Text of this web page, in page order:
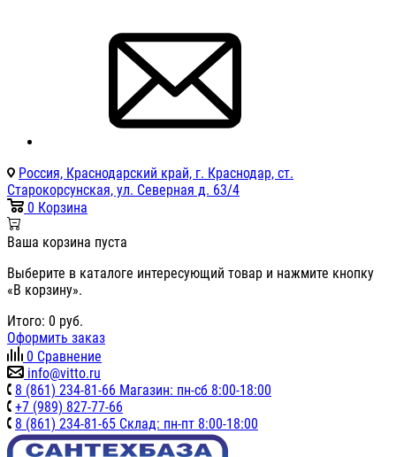
Россия, Краснодарский край, г. Краснодар, ст.
Старокорсунская, ул. Северная д. 63/4
0 Корзина
Ваша корзина пуста
Выберите в каталоге интересующий товар и нажмите кнопку
«В корзину».
Итого: 0 руб.
Оформить заказ
0 Сравнение
info@vitto.ru
8 (861) 234-81-66 Магазин: пн-сб 8:00-18:00
+7 (989) 827-77-66
8 (861) 234-81-65 Склад: пн-пт 8:00-18:00